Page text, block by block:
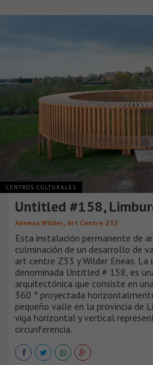
CENTROS CULTURALES
Untitled #158,
Aeneas Wilder, Art Centre Z33
Esta instalación permanente de
culminación de un desarrollo de
art centre Z33 y Wilder Eneas.
denominada Untitled # 158, es
arquitectónica que consiste en
360 ° proyectada
pequeño valle en la provincia de
viga horizontal y vertical
circunferencia.